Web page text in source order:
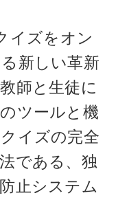
イズをオン
新しい革新
師と生徒に
ツールと機
イズの完全
である、独
止システム